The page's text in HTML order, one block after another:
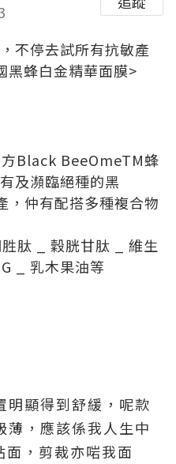
不停去試所有抗敏產
黑蜂白金精華面膜>
Black BeeOmeTM蜂
及瀕臨絕種的黑
仲有配搭多種複合物
肽 _ 穀胱甘肽 _ 維生
_ 乳木果油等
明顯得到舒緩，呢款
薄，應該係我人生中
，剪裁亦啱我面